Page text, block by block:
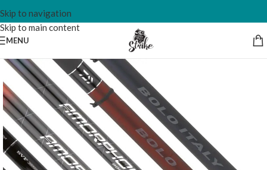
Skip to navigation
Skip to main content
MENU